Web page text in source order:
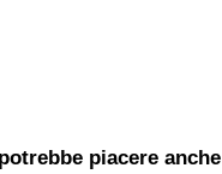
piacere anche